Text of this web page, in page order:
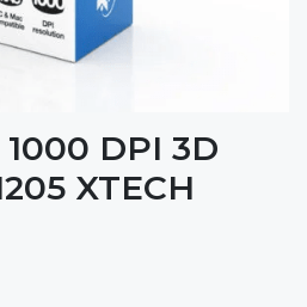
1000 DPI 3D
XTECH